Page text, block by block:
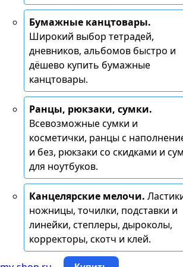
Бумажные канцтовары.
Широкий выбор тетрадей,
дневников, альбомов быстро и
дёшево купить бумажные
канцтовары.
Ранцы, рюкзаки, сумки.
Всевозможные сумки и
косметички, ранцы с
и без, рюкзаки со скидками и
для ноутбуков.
Канцелярские мелочи.
ножницы, точилки, подставки и
линейки, степлеры, дыроколы,
корректоры, скотч и клей.